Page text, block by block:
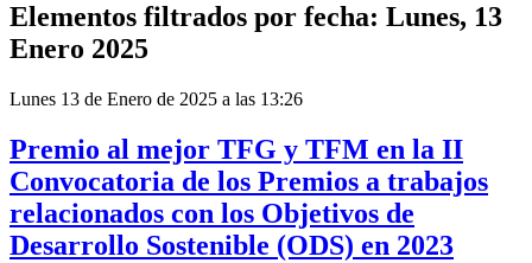
Elementos filtrados por fecha: Lunes, 13
Enero 2025
Lunes 13 de Enero de 2025 a las 13:26
Premio al mejor TFG y TFM en la II
Convocatoria de los Premios a trabajos
relacionados con los Objetivos de
Desarrollo Sostenible (ODS) en 2023